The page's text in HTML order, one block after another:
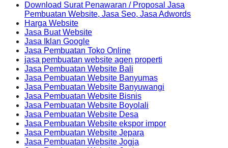
Download Surat Penawaran / Proposal Jasa
Pembuatan Website, Jasa Seo, Jasa Adwords
Harga Website
Jasa Buat Website
Jasa Iklan Google
Jasa Pembuatan Toko Online
jasa pembuatan website agen properti
Jasa Pembuatan Website Bali
Jasa Pembuatan Website Banyumas
Jasa Pembuatan Website Banyuwangi
Jasa Pembuatan Website Bisnis
Jasa Pembuatan Website Boyolali
Jasa Pembuatan Website Desa
Jasa Pembuatan Website ekspor impor
Jasa Pembuatan Website Jepara
Jasa Pembuatan Website Jogja